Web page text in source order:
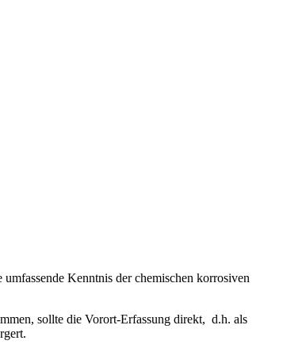
Kenntnis der chemischen korrosiven
sollte die Vorort-Erfassung direkt, d.h. als